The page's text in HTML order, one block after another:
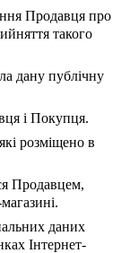
Продавця про
такого
дану публічну
і Покупця.
розміщено в
Продавцем,
даних
Інтернет-